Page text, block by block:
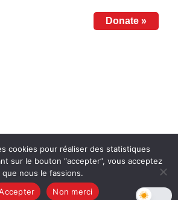
Donate »
YouTube
Facebook
Mentions légales
cookies pour réaliser des statistiques
sur le bouton “accepter”, vous acceptez
que nous le fassions.
Non merci